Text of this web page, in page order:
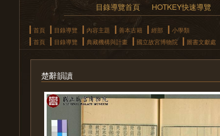
目錄導覽首頁 HOTKEY快速導覽
首頁 目錄導覽 內容主題 善本古籍 經部
小學類
首頁
目錄導覽 典藏機構與計畫 國立故宮博物院 圖書文獻處
楚辭韻讀